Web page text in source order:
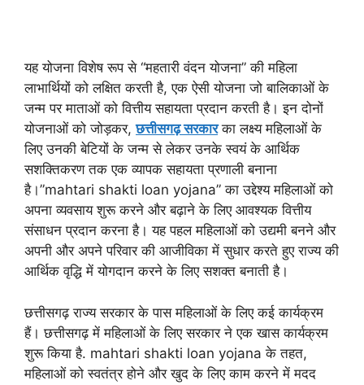
यह योजना विशेष रूप से “महतारी वंदन योजना” की महिला
लाभार्थियों को लक्षित करती है, एक ऐसी योजना जो बालिकाओं के
जन्म पर माताओं को वित्तीय सहायता प्रदान करती है। इन दोनों
योजनाओं को जोड़कर,छत्तीसगढ़ सरकारका लक्ष्य महिलाओं के
लिए उनकी बेटियों के जन्म से लेकर उनके स्वयं के आर्थिक
सशक्तिकरण तक एक व्यापक सहायता प्रणाली बनाना
है।”mahtari shakti loan yojana” का उद्देश्य महिलाओं को
अपना व्यवसाय शुरू करने और बढ़ाने के लिए आवश्यक वित्तीय
संसाधन प्रदान करना है। यह पहल महिलाओं को उद्यमी बनने और
अपनी और अपने परिवार की आजीविका में सुधार करते हुए राज्य की
आर्थिक वृद्धि में योगदान करने के लिए सशक्त बनाती है।
छत्तीसगढ़ राज्य सरकार के पास महिलाओं के लिए कई कार्यक्रम
हैं। छत्तीसगढ़ में महिलाओं के लिए सरकार ने एक खास कार्यक्रम
शुरू किया है. mahtari shakti loan yojana के तहत,
महिलाओं को स्वतंत्र होने और खुद के लिए काम करने में मदद